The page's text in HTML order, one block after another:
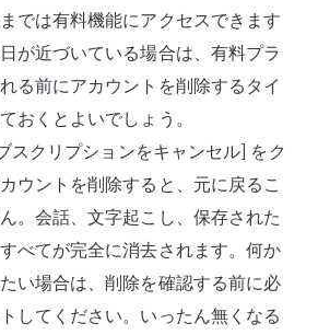
では有料機能にアクセスできます
が近づいている場合は、有料プラ
る前にアカウントを削除するタイ
おくとよいでしょう。
スクリプションをキャンセル] をク
ウントを削除すると、元に戻るこ
。会話、文字起こし、保存された
べてが完全に消去されます。何か
い場合は、削除を確認する前に必
してください。いったん無くなる